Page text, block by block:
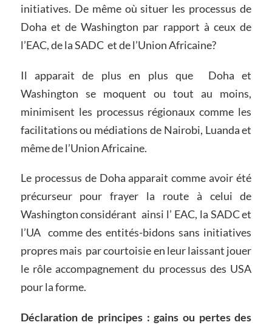
initiatives. De même où situer les processus de
Doha et de Washington par rapport à ceux de
l’EAC, de la SADC et de l’Union Africaine?
Il apparait de plus en plus que Doha et
Washington se moquent ou tout au moins,
minimisent les processus régionaux comme les
facilitations ou médiations de Nairobi, Luanda et
même de l’Union Africaine.
Le processus de Doha apparait comme avoir été
précurseur pour frayer la route à celui de
Washington considérant ainsi l’ EAC, la SADC et
l’UA comme des entités-bidons sans initiatives
propres mais par courtoisie en leur laissant jouer
le rôle accompagnement du processus des USA
pour la forme.
Déclaration de principes : gains ou pertes des